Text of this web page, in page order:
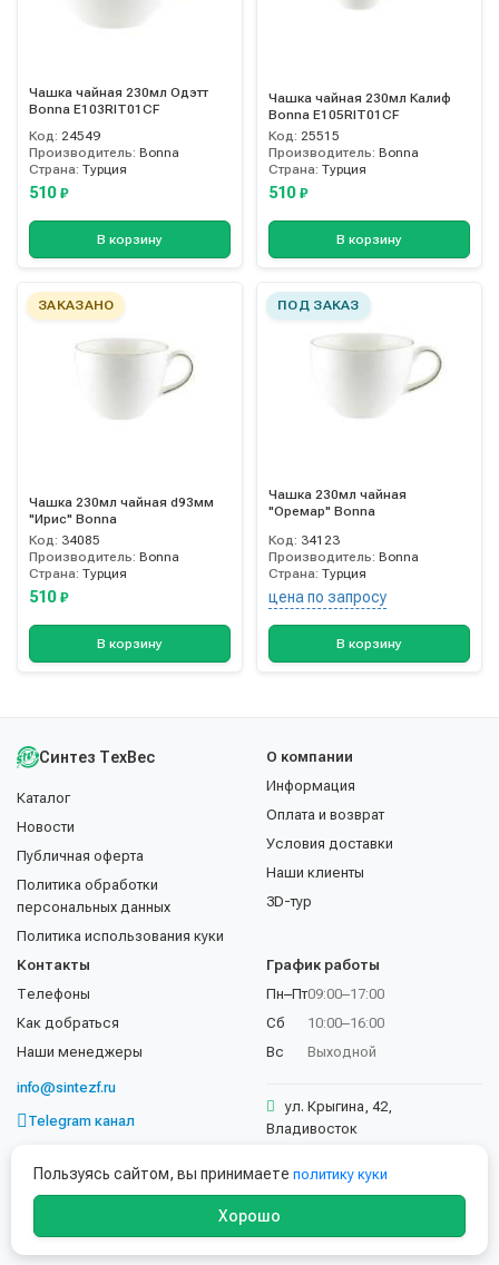
Чашка чайная 230мл Одэтт
Bonna E103RIT01CF
Код: 24549
Производитель: Bonna
Страна: Турция
510 ₽
В корзину
Чашка чайная 230мл Калиф
Bonna E105RIT01CF
Код: 25515
Производитель: Bonna
Страна: Турция
510 ₽
В корзину
ЗАКАЗАНО
Чашка 230мл чайная d93мм
"Ирис" Bonna
Код: 34085
Производитель: Bonna
Страна: Турция
510 ₽
В корзину
ПОД ЗАКАЗ
Чашка 230мл чайная
"Оремар" Bonna
Код: 34123
Производитель: Bonna
Страна: Турция
цена по запросу
В корзину
Синтез ТехВес
Каталог
Новости
Публичная оферта
Политика обработки
персональных данных
Политика использования куки
О компании
Информация
Оплата и возврат
Условия доставки
Наши клиенты
3D-тур
Контакты
Телефоны
Как добраться
Наши менеджеры
info@sintezf.ru
Telegram канал
График работы
Пн–Пт
Сб
Вс
09:00–17:00
10:00–16:00
Выходной
ул. Крыгина, 42,
Владивосток
Пользуясь сайтом, вы принимаете политику куки
Хорошо